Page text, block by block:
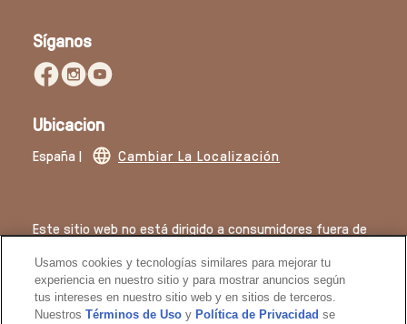
Síganos
Ubicacion
España | Cambiar La Localización
Este sitio web no está dirigido a consumidores fuera de
© 2026 Derechos de autor
Usamos cookies y tecnologías similares para mejorar tu
experiencia en nuestro sitio y para mostrar anuncios según
tus intereses en nuestro sitio web y en sitios de terceros.
NuestrosTérminos de Uso y Política de Privacidadse